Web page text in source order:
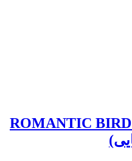
رژلب مایع رمانتیک برد ROMANTIC BIRD